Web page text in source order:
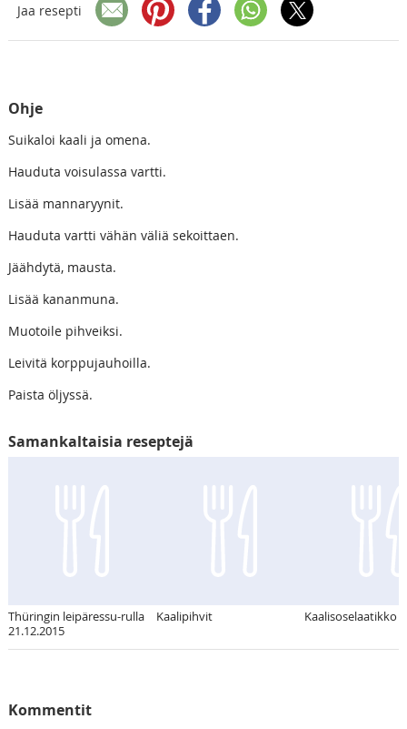
Jaa resepti
Ohje
Suikaloi kaali ja omena.
Hauduta voisulassa vartti.
Lisää mannaryynit.
Hauduta vartti vähän väliä sekoittaen.
Jäähdytä, mausta.
Lisää kananmuna.
Muotoile pihveiksi.
Leivitä korppujauhoilla.
Paista öljyssä.
Samankaltaisia reseptejä
Thüringin leipäressu-rulla
21.12.2015
Kaalipihvit Kaalisoselaatikko
Kommentit